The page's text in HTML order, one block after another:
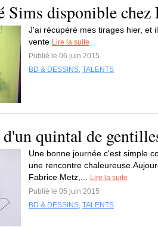
Sims disponible chez
J'ai récupéré mes tirages hier, et
vente Lire la suite
Publié le 06 juin 2015
BD & DESSINS, TALENTS
quintal de
Une bonne journée c'est simple
une rencontre
Fabrice Metz,...
Lire la suite
Publié le 05 juin 2015
BD & DESSINS, TALENTS